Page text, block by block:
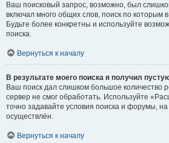
Ваш поисковый запрос, возможно, был
включал много общих слов, поиск по которым
Будьте более конкретны и используйте
поиска.
Вернуться к началу
В результате моего поиска я получил
Ваш поиск дал слишком большое количество
сервер не смог обработать. Используйте
точно задавайте условия поиска и форумы,
осуществлён.
Вернуться к началу